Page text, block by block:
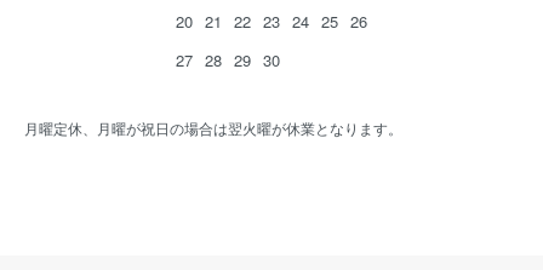
20 21 22 23 24 25 26
27 28 29 30
月曜定休、月曜が祝日の場合は翌火曜が休業となります。